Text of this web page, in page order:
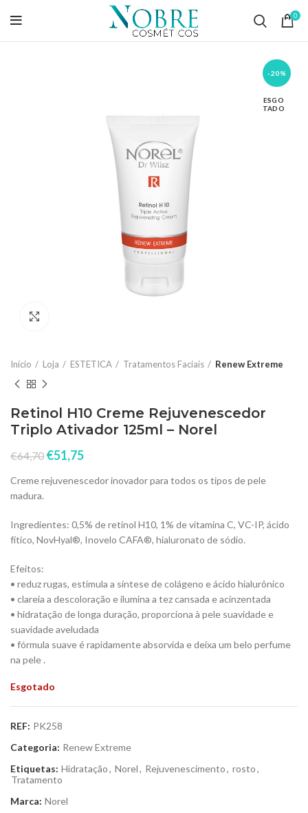
0
-20%
ESGO
TADO
Início Loja ESTETICA Tratamentos Faciais Renew Extreme
Retinol H10 Creme Rejuvenescedor
Triplo Ativador 125ml – Norel
€64,70 €51,75
Creme rejuvenescedor inovador para todos os tipos de pele
madura.
Ingredientes: 0,5% de retinol H10, 1% de vitamina C, VC-IP, ácido
fítico, NovHyal®, Inovelo CAFA®, hialuronato de sódio.
Efeitos:
• reduz rugas, estimula a síntese de colágeno e ácido hialurônico
• clareia a descoloração e ilumina a tez cansada e acinzentada
• hidratação de longa duração, proporciona à pele suavidade e
suavidade aveludada
• fórmula suave é rapidamente absorvida e deixa um belo perfume
na pele .
Esgotado
REF: PK258
Categoria: Renew Extreme
Etiquetas: Hidratação, Norel, Rejuvenescimento, rosto,
Tratamento
Marca: Norel